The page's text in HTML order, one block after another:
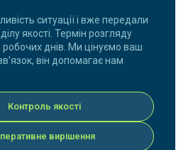
ситуації і вже передали
якості. Термін розгляду
днів. Ми цінуємо ваш
він допомагає нам
Контроль якості
вирішення